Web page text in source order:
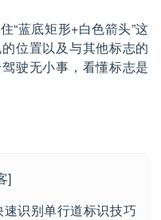
“蓝底矩形+白色箭头”这
位置以及与其他标志的
驶无小事，看懂标志是
]
识别单行道标识技巧